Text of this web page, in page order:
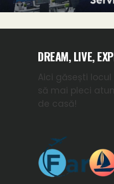
DREAM, LIVE,
Aici găsești
să mai pleci
de casă!